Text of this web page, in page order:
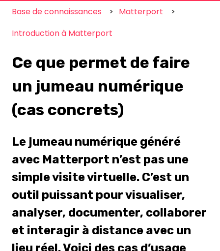
Base de connaissances
Matterport
Introduction à Matterport
Ce que permet de faire
un jumeau numérique
(cas concrets)
Le jumeau numérique généré
avec Matterport n’est pas une
simple visite virtuelle. C’est un
outil puissant pour visualiser,
analyser, documenter, collaborer
et interagir à distance avec un
lieu réel. Voici des cas d’usage